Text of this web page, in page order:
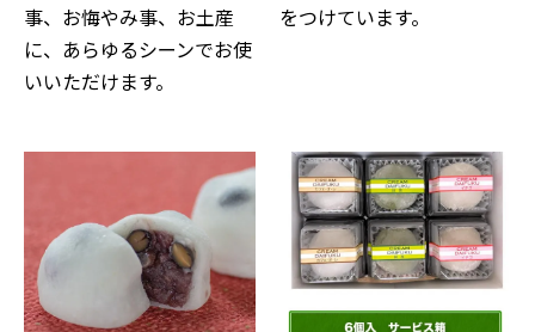
事、お悔やみ事、お土産
に、あらゆるシーンでお使
いいただけます。
をつけています。